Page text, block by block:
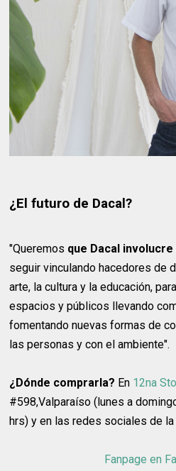
¿El futuro de Dacal?
"Queremos que Dacal
seguir vinculando hacedores de
arte, la cultura y la educación,
espacios y públicos llevando
fomentando nuevas formas de
las personas y con el ambiente".
¿Dónde comprarla? En 12na
#598,Valparaíso (lunes a
hrs) y en las redes sociales de la
Fanpage en